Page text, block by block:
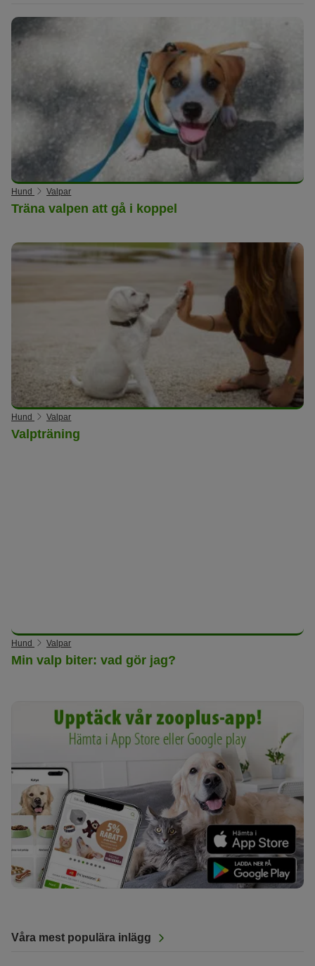
Hund Valpar
Träna valpen att gå i koppel
Hund Valpar
Valpträning
Hund Valpar
Min valp biter: vad gör jag?
Våra mest populära inlägg